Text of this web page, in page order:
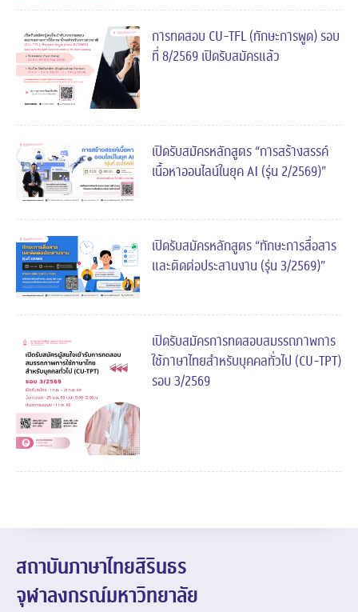
การทดสอบ CU-TFL (ทักษะการพูด) รอบ
ที่ 8/2569 เปิดรับสมัครแล้ว
เปิดรับสมัครหลักสูตร “การสร้างสรรค์
เนื้อหาออนไลน์ในยุค AI (รุ่น 2/2569)”
เปิดรับสมัครหลักสูตร “ทักษะการสื่อสาร
และติดต่อประสานงาน (รุ่น 3/2569)”
เปิดรับสมัครการทดสอบสมรรถภาพการ
ใช้ภาษาไทยสำหรับบุคคลทั่วไป (CU-TPT)
รอบ 3/2569
สถาบันภาษาไทยสิรินธร
จุฬาลงกรณ์มหาวิทยาลัย